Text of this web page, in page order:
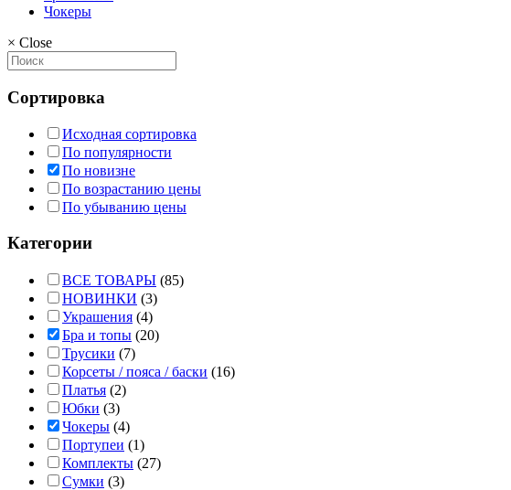
Чокеры
× Close
Сортировка
Исходная сортировка
По популярности
По новизне
По возрастанию цены
По убыванию цены
Категории
ВСЕ ТОВАРЫ (85)
НОВИНКИ (3)
Украшения (4)
Бра и топы (20)
Трусики (7)
Корсеты / пояса / баски (16)
Платья (2)
Юбки (3)
Чокеры (4)
Портупеи (1)
Комплекты (27)
Сумки (3)